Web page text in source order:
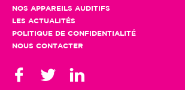
NOS APPAREILS AUDITIFS
LES ACTUALITÉS
POLITIQUE DE CONFIDENTIALITÉ
NOUS CONTACTER